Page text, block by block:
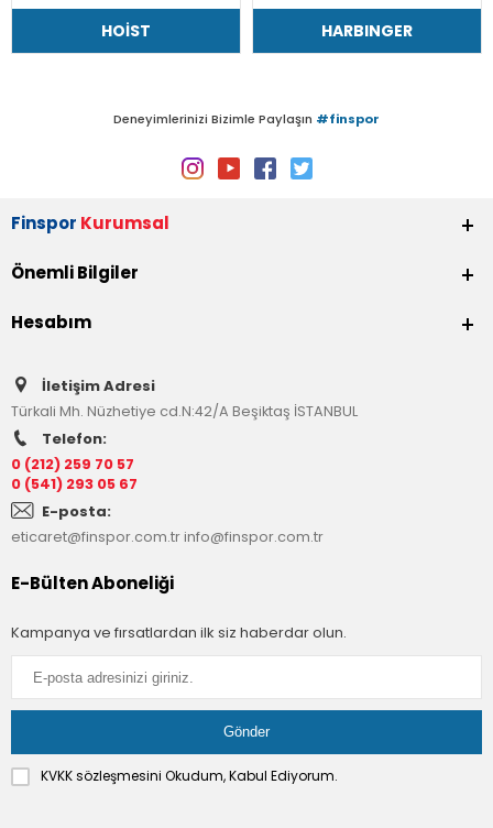
HOIST HARBINGER
Deneyimlerinizi Bizimle Paylaşın #finspor
Finspor Kurumsal
Önemli Bilgiler
Hesabım
İletişim Adresi
Türkali Mh. Nüzhetiye cd.N:42/A Beşiktaş İSTANBUL
Telefon:
0 (212) 259 70 57
0 (541) 293 05 67
E-posta:
eticaret@finspor.com.trinfo@finspor.com.tr
E-Bülten Aboneliği
Kampanya ve fırsatlardan ilk siz haberdar olun.
KVKK sözleşmesini Okudum, Kabul Ediyorum.